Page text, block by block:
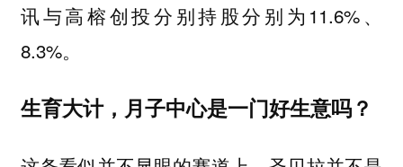
讯与高榕创投分别持股分别为11.6%、
8.3%。
生育大计，月子中心是一门好生意吗？